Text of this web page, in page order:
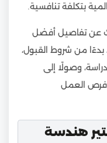
بتكلفة تنافسية.
عن تفاصيل أفضل
من شروط القبول،
وصولًا إلى
وفرص العمل
هندسة